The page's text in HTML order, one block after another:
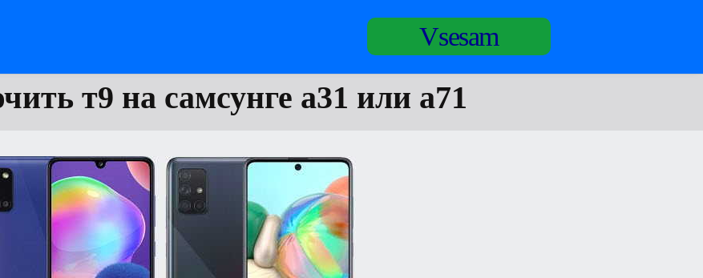
Vsesam
т9 на самсунге а31 или а71